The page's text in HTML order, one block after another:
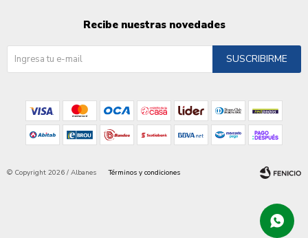
Recibe nuestras novedades
SUSCRIBIRME
© Copyright 2026 / Albanes Términos y condiciones